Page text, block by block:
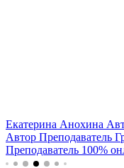
Екатерина Анохина
Автор Преподаватель
Преподаватель 100%